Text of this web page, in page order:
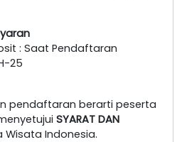
: Saat Pendaftaran
25
pendaftaran berarti peserta
SYARAT DAN
Wisata Indonesia.